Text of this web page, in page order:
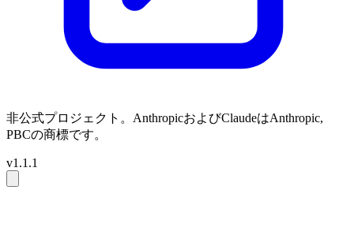
非公式プロジェクト。AnthropicおよびClaudeはAnthropic,
PBCの商標です。
v1.1.1